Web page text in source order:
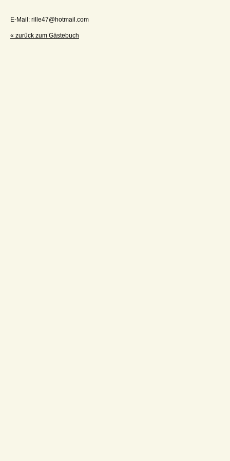
E-Mail: rille47@hotmail.com
« zurück zum Gästebuch